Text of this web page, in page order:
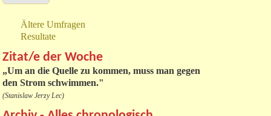
Ältere Umfragen
Resultate
Zitat/e der Woche
„Um an die Quelle zu kommen, muss man gegen
den Strom schwimmen."
(Stanislaw Jerzy Lec)